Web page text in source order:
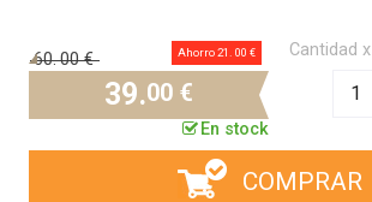
60.00 € Ahorro 21. 00 €
39.00 €
En stock
Cantidad x
COMPRAR